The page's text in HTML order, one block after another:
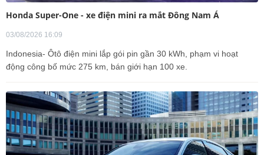
Honda Super-One - xe điện mini ra mắt Đông Nam Á
03/08/2026 16:09
Indonesia- Ôtô điện mini lắp gói pin gần 30 kWh, phạm vi hoạt
động công bố mức 275 km, bán giới hạn 100 xe.